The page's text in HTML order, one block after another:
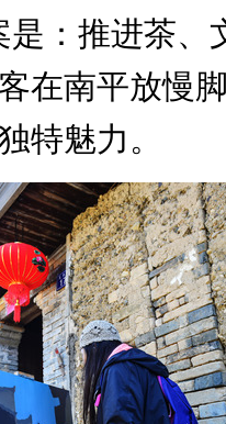
是：推进茶、
在南平放慢
特魅力。